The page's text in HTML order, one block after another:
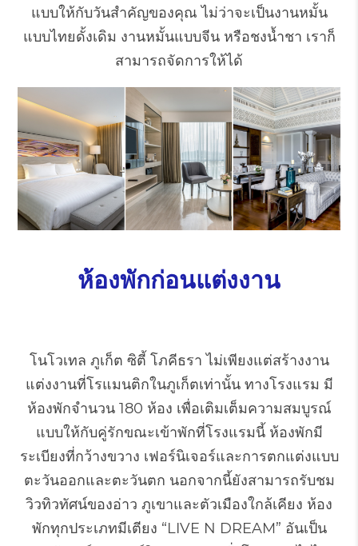
แบบให้กับวันสำคัญของคุณ ไม่ว่าจะเป็นงานหมั้น
แบบไทยดั้งเดิม งานหมั้นแบบจีน หรือชงน้ำชา เราก็
สามารถจัดการให้ได้
ห้องพักก่อนแต่งงาน
โนโวเทล ภูเก็ต ซิตี้ โภคีธรา ไม่เพียงแต่สร้างงาน
แต่งงานที่โรแมนติกในภูเก็ตเท่านั้น ทางโรงแรม มี
ห้องพักจำนวน 180 ห้อง เพื่อเติมเต็มความสมบูรณ์
แบบให้กับคู่รักขณะเข้าพักที่โรงแรมนี้ ห้องพักมี
ระเบียงที่กว้างขวาง เฟอร์นิเจอร์และการตกแต่งแบบ
ตะวันออกและตะวันตก นอกจากนี้ยังสามารถรับชม
วิวทิวทัศน์ของอ่าว ภูเขาและตัวเมืองใกล้เคียง ห้อง
พักทุกประเภทมีเตียง “LIVE N DREAM” อันเป็น